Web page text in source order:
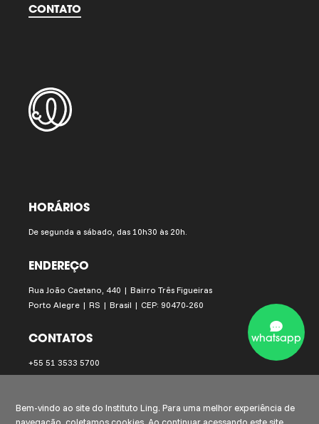
CONTATO
HORÁRIOS
De segunda a sábado, das 10h30 às 20h.
ENDEREÇO
Rua João Caetano, 440 | Bairro Três Figueiras
Porto Alegre | RS | Brasil | CEP: 90470-260
CONTATOS
+55 51 3533 5700
instituto.ling@institutoling.org.br
whatsapp
Bem-vindo ao site do Instituto Ling. Para uma melhor experiência de